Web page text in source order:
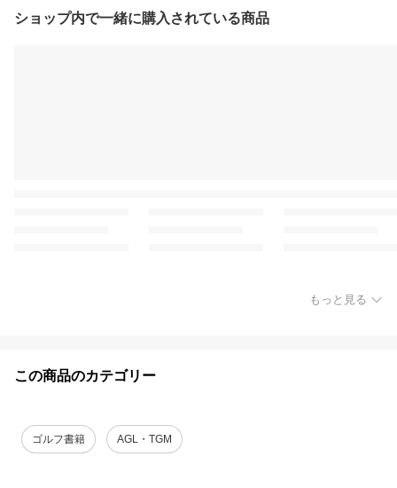
ショップ内で一緒に購入されている商品
もっと見る
この商品のカテゴリー
ゴルフ書籍 AGL・TGM